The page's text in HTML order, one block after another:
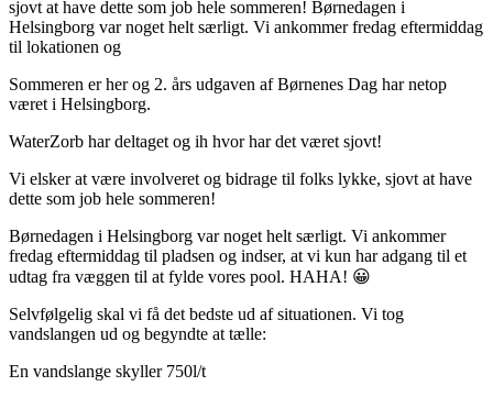
sjovt at have dette som job hele sommeren! Børnedagen i
Helsingborg var noget helt særligt. Vi ankommer fredag ​​eftermiddag
til lokationen og
Sommeren er her og 2. års udgaven af ​​Børnenes Dag har netop
været i Helsingborg.
WaterZorb har deltaget og ih hvor har det været sjovt!
Vi elsker at være involveret og bidrage til folks lykke, sjovt at have
dette som job hele sommeren!
Børnedagen i Helsingborg var noget helt særligt. Vi ankommer
fredag ​​eftermiddag til pladsen og indser, at vi kun har adgang til et
udtag fra væggen til at fylde vores pool. HAHA! 😀
Selvfølgelig skal vi få det bedste ud af situationen. Vi tog
vandslangen ud og begyndte at tælle:
En vandslange skyller 750l/t